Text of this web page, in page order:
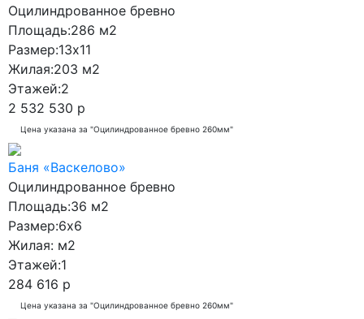
Оцилиндрованное бревно
Площадь:286 м2
Размер:13x11
Жилая:203 м2
Этажей:2
2 532 530 р
Цена указана за "Оцилиндрованное бревно 260мм"
Баня «Васкелово»
Оцилиндрованное бревно
Площадь:36 м2
Размер:6x6
Жилая: м2
Этажей:1
284 616 р
Цена указана за "Оцилиндрованное бревно 260мм"